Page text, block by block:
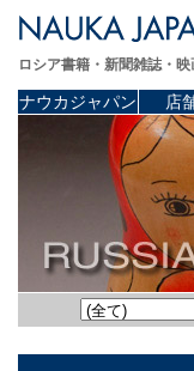
ロシア書籍・新聞雑誌・
ナウカジャパン 店